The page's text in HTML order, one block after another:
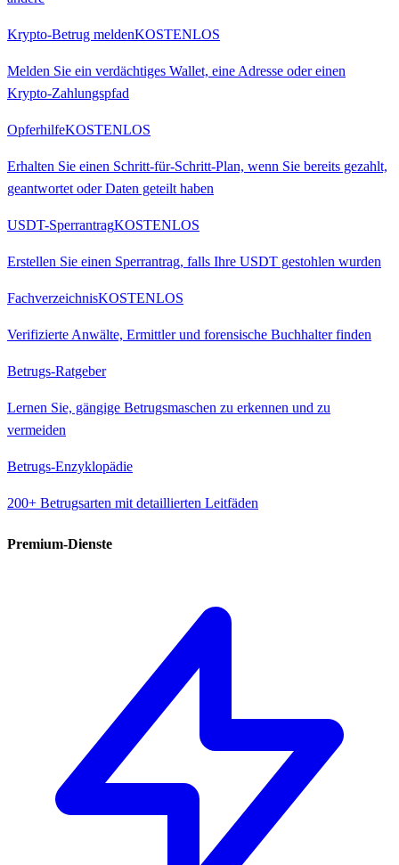
Krypto-Betrug meldenKOSTENLOS
Melden Sie ein verdächtiges Wallet, eine Adresse oder einen
Krypto-Zahlungspfad
OpferhilfeKOSTENLOS
Erhalten Sie einen Schritt-für-Schritt-Plan, wenn Sie bereits gezahlt,
geantwortet oder Daten geteilt haben
USDT-SperrantragKOSTENLOS
Erstellen Sie einen Sperrantrag, falls Ihre USDT gestohlen wurden
FachverzeichnisKOSTENLOS
Verifizierte Anwälte, Ermittler und forensische Buchhalter finden
Betrugs-Ratgeber
Lernen Sie, gängige Betrugsmaschen zu erkennen und zu
vermeiden
Betrugs-Enzyklopädie
200+ Betrugsarten mit detaillierten Leitfäden
Premium-Dienste